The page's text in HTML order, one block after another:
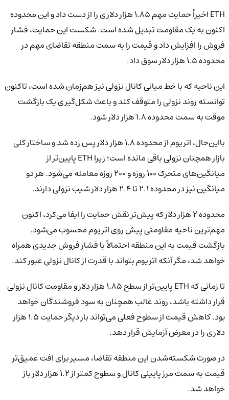
ETH اخیراً حمایت مهم ۱.۸۵ هزار دلاری را از دست داد و این محدوده
اکنون به یک مقاومت تبدیل شده است. شکست این حمایت، فشار
فروش را افزایش داد و قیمت را به سمت منطقه تقاضای مهم در
محدوده ۱.۵ هزار دلار سوق داد.
این ناحیه که با خط میانی کانال نزولی نیز هم‌زمان شده است، تاکنون
توانسته روند نزولی را متوقف کند و باعث شکل‌گیری یک بازگشت
موقت به سمت محدوده ۱.۸ هزار دلار شود.
بااین‌حال، اتریوم از محدوده ۱.۸ هزار دلار پس زده شد و ساختار کلی
بازار همچنان نزولی باقی مانده است؛ زیرا ETH پایین‌تر از
میانگین‌های متحرک ۱۰۰ روزه و ۲۰۰ روزه معامله می‌شود. هر دو
میانگین نیز در محدوده ۲.۱ تا ۲.۴ هزار دلار شیب نزولی دارند.
محدوده ۲ هزار دلار که پیش‌تر نقش حمایت را ایفا می‌کرد، اکنون
مهم‌ترین ناحیه مقاومتی پیش روی اتریوم محسوب می‌شود.
بازگشت قیمت به این منطقه احتمالاً با فشار فروش جدیدی همراه
خواهد شد، مگر آنکه اتریوم بتواند با قدرت از کانال نزولی عبور کند.
تا زمانی که ETH پایین‌تر از سطح ۱.۸۵ هزار دلار و مقاومت کانال نزولی
قرار داشته باشد، روند غالب همچنان به سود فروشندگان خواهد
بود. کاهش قیمت از سطوح فعلی می‌تواند بار دیگر حمایت ۱.۵ هزار
دلاری را در معرض آزمایش قرار دهد.
در صورت شکسته‌شدن این منطقه تقاضا، مسیر برای افت عمیق‌تر
قیمت به سمت مرز پایینی کانال و سطوح کمتر از ۱.۲ هزار دلار باز
خواهد شد.